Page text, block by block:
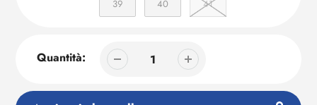
39 40 41
Quantità: